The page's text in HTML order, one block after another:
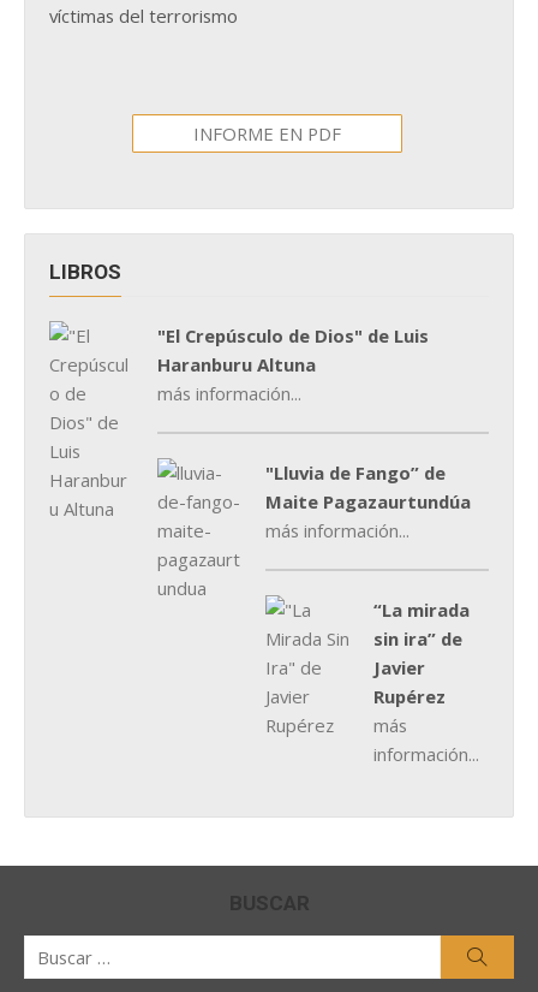
víctimas del terrorismo
INFORME EN PDF
LIBROS
"El Crepúsculo de Dios" de Luis
Haranburu Altuna
más información...
"Lluvia de Fango” de
Maite Pagazaurtundúa
más información...
“La mirada
sin ira” de
Javier
Rupérez
más
información...
BUSCAR